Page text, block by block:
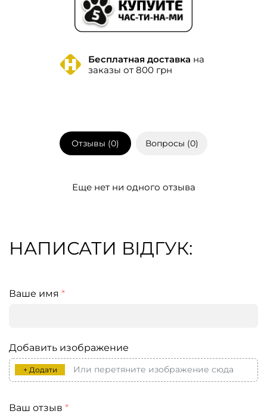
Бесплатная доставка на
заказы от 800 грн
Отзывы (0) Вопросы (0)
Еще нет ни одного отзыва
НАПИСАТИ ВІДГУК:
Ваше имя *
Добавить изображение
+ Додати Или перетяните изображение сюда
Ваш отзыв *